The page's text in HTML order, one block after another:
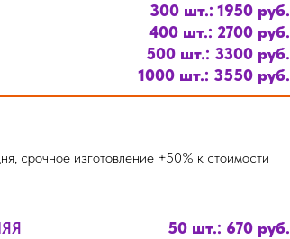
300 шт.: 1950 руб.
400 шт.: 2700 руб.
500 шт.: 3300 руб.
1000 шт.: 3550 руб.
срочное изготовление +50% к стоимости
50 шт.: 670 руб.